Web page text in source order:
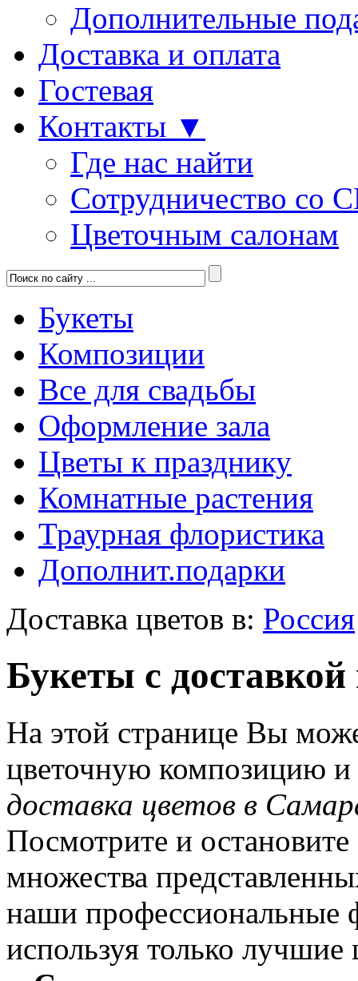
Дополнительные
Доставка и оплата
Гостевая
Контакты ▼
Где нас найти
Сотрудничество со
Цветочным салонам
Букеты
Композиции
Все для свадьбы
Оформление зала
Цветы к празднику
Комнатные растения
Траурная флористика
Дополнит.подарки
Доставка цветов в: Россия
Букеты с
На этой странице Вы
цветочную композицию и
доставка цветов в
Посмотрите и
множества
наши профессиональные
используя только